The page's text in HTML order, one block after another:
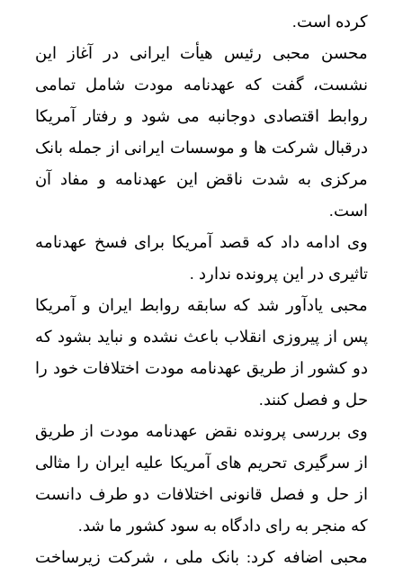
کرده است.
محسن محبی رئیس هیأت ایرانی در آغاز این
نشست، گفت که عهدنامه مودت شامل تمامی
روابط اقتصادی دوجانبه می شود و رفتار آمریکا
درقبال شرکت ها و موسسات ایرانی از جمله بانک
مرکزی به شدت ناقض این عهدنامه و مفاد آن
است.
وی ادامه داد که قصد آمریکا برای فسخ عهدنامه
تاثیری در این پرونده ندارد .
محبی یادآور شد که سابقه روابط ایران و آمریکا
پس از پیروزی انقلاب باعث نشده و نباید بشود که
دو کشور از طریق عهدنامه مودت اختلافات خود را
حل و فصل کنند.
وی بررسی پرونده نقض عهدنامه مودت از طریق
از سرگیری تحریم های آمریکا علیه ایران را مثالی
از حل و فصل قانونی اختلافات دو طرف دانست
که منجر به رای دادگاه به سود کشور ما شد.
محبی اضافه کرد: بانک ملی ، شرکت زیرساخت